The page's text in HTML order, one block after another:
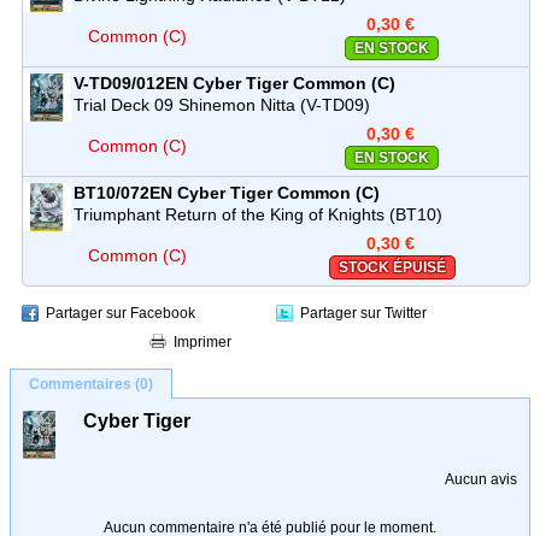
Common (C)
0,30 €
EN STOCK
V-TD09/012EN Cyber Tiger Common (C)
Trial Deck 09 Shinemon Nitta (V-TD09)
Common (C)
0,30 €
EN STOCK
BT10/072EN Cyber Tiger Common (C)
Triumphant Return of the King of Knights (BT10)
Common (C)
0,30 €
STOCK ÉPUISÉ
Partager sur Facebook
Partager sur Twitter
Imprimer
Commentaires (0)
Cyber Tiger
Aucun avis
Aucun commentaire n'a été publié pour le moment.